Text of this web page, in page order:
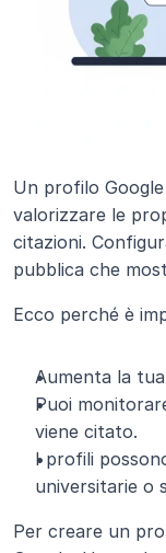
Un profilo
valorizzare le
citazioni.
pubblica che
Ecco perché è
Aumenta la
Puoi
viene citato.
I profili
universitarie o
Per creare un